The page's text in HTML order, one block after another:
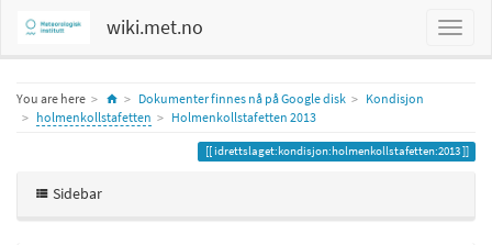
wiki.met.no
You are here HomeDokumenter finnes nå på Google disk
Kondisjon
holmenkollstafetten
Holmenkollstafetten 2013
idrettslaget:kondisjon:holmenkollstafetten:2013
Sidebar